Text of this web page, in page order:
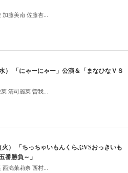
藤美南 佐藤杏...
） 「にゃーにゃー」公演＆「まなひなＶＳ
清司麗菜 曽我...
火） 「ちっちゃいもんくらぶVSおっきいも
番勝負～」
潟茉莉奈 西村...